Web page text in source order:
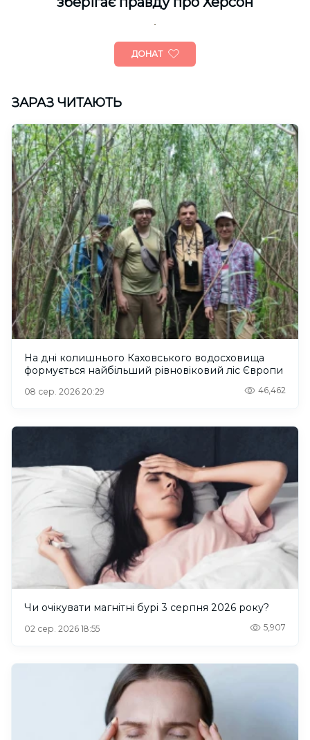
ДОНАТ
ЗАРАЗ ЧИТАЮТЬ
На дні колишнього Каховського водосховища
формується найбільший рівновіковий ліс Європи
08 сер. 2026 20:29 46,462
Чи очікувати магнітні бурі 3 серпня 2026 року?
02 сер. 2026 18:55 5,907